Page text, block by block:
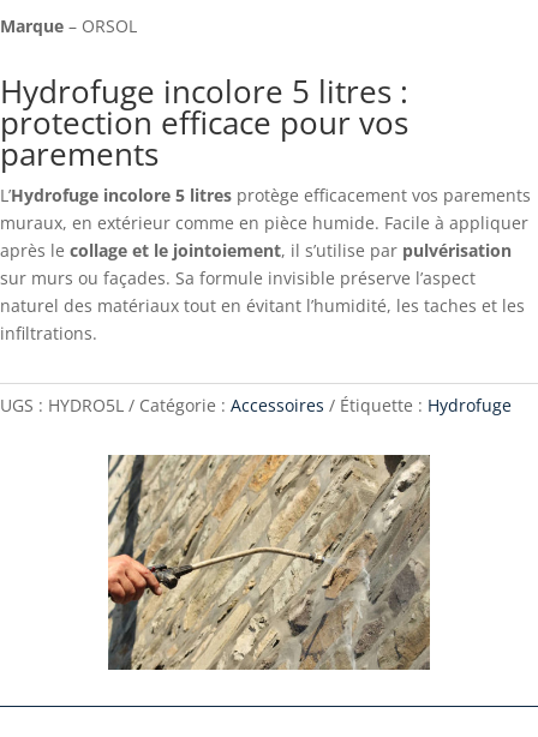
Marque – ORSOL
Hydrofuge incolore 5 litres :
protection efficace pour vos
parements
L’Hydrofuge incolore 5 litres protège efficacement vos parements
muraux, en extérieur comme en pièce humide. Facile à appliquer
après le collage et le jointoiement, il s’utilise par pulvérisation
sur murs ou façades. Sa formule invisible préserve l’aspect
naturel des matériaux tout en évitant l’humidité, les taches et les
infiltrations.
UGS : HYDRO5L Catégorie : Accessoires Étiquette : Hydrofuge